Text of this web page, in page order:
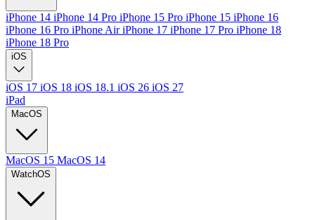
iPhone 14 iPhone 14 Pro iPhone 15 Pro iPhone 15 iPhone 16
iPhone 16 Pro iPhone AiriPhone 17 iPhone 17 Pro iPhone 18
iPhone 18 Pro
iOS
iOS 17 iOS 18 iOS 18.1 iOS 26 iOS 27
iPad
MacOS
MacOS 15 MacOS 14
WatchOS